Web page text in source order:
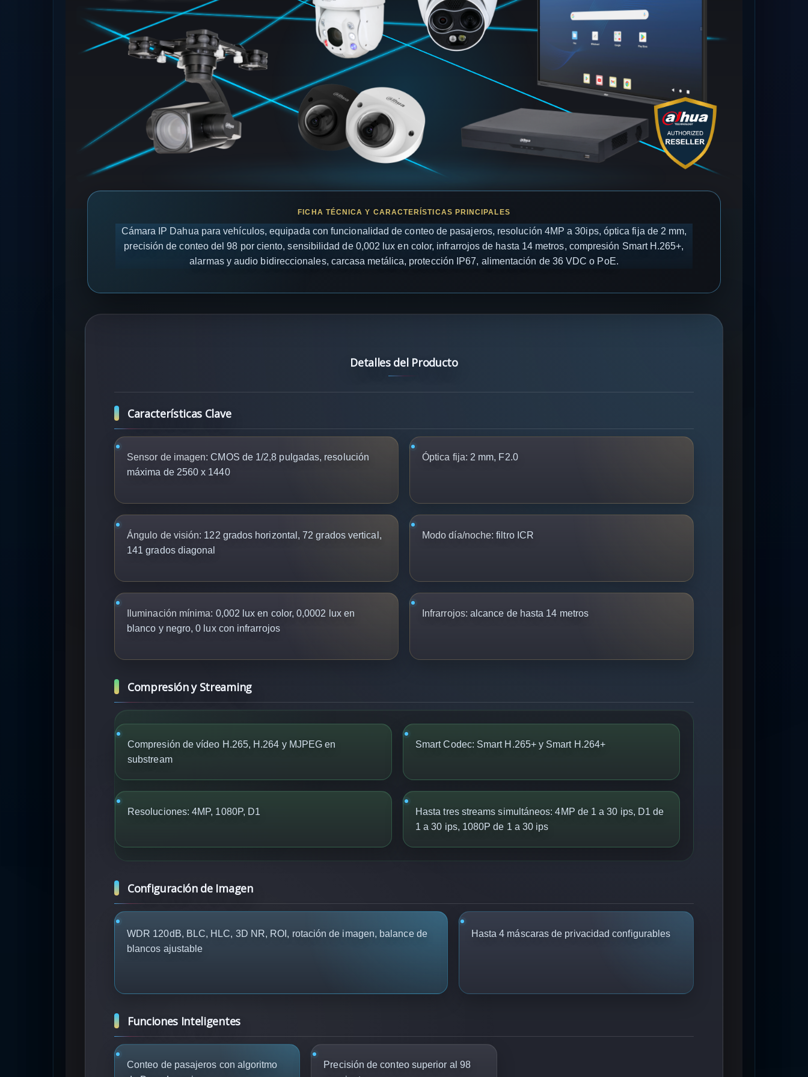
Cámara IP Dahua para vehículos, equipada con funcionalidad de conteo de pasajeros, resolución 4MP a 30ips, óptica fija de 2 mm,
precisión de conteo del 98 por ciento, sensibilidad de 0,002 lux en color, infrarrojos de hasta 14 metros, compresión Smart H.265+,
alarmas y audio bidireccionales, carcasa metálica, protección IP67, alimentación de 36 VDC o PoE.
Detalles del Producto
Características Clave
Sensor de imagen: CMOS de 1/2,8 pulgadas, resolución
máxima de 2560 x 1440
Óptica fija: 2 mm, F2.0
Ángulo de visión: 122 grados horizontal, 72 grados vertical,
141 grados diagonal
Modo día/noche: filtro ICR
Iluminación mínima: 0,002 lux en color, 0,0002 lux en
blanco y negro, 0 lux con infrarrojos
Infrarrojos: alcance de hasta 14 metros
Compresión y Streaming
Compresión de vídeo H.265, H.264 y MJPEG en
substream
Smart Codec: Smart H.265+ y Smart H.264+
Resoluciones: 4MP, 1080P, D1
Hasta tres streams simultáneos: 4MP de 1 a 30 ips, D1 de
1 a 30 ips, 1080P de 1 a 30 ips
Configuración de Imagen
WDR 120dB, BLC, HLC, 3D NR, ROI, rotación de imagen, balance de
blancos ajustable
Hasta 4 máscaras de privacidad configurables
Funciones Inteligentes
Conteo de pasajeros con algoritmo
Precisión de conteo superior al 98